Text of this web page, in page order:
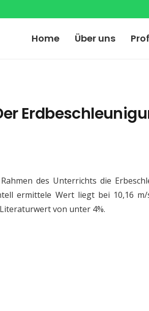
Home Über uns
des Unterrichts die
ermittele Wert liegt bei 10,16 m/
von unter 4%.